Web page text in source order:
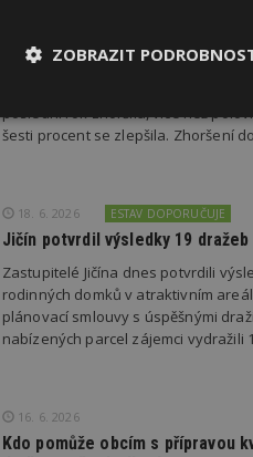
Průzkum: Třetina lidí se
Třetina lidí, která považuje
poslední rok zhoršila, více než
šesti procent se zlepšila. Zhoršení
18. 6. 2026 ESTAV DOPORUČUJE
Jičín potvrdil výsledky 19
Zastupitelé Jičína dnes potvrdili
rodinných domků v atraktivním
plánovací smlouvy s úspěšnými
nabízených parcel zájemci vydražili
16. 6. 2026
Kdo pomůže obcím s přípravou
ZOBRAZIT
Nezbytně
nutné soubory
Nezbytně nutné soubory
Nezbytně nutné soubory cookie
Webové stránky nelze bez
_hjIncludedInPageviewSample